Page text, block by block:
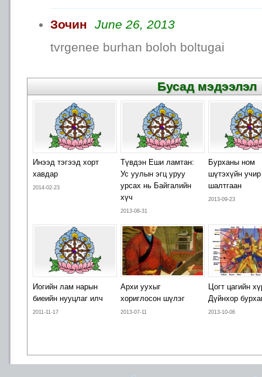
Зочин
June 26, 2013
tvrgenee burhan boloh boltugai
Бусад мэдээлэл
Инээд тэгээд хорт
хавдар
2014-02-23
Түвдэн Еши ламтан:
Ус уулын эгц уруу
урсах нь Байгалийн
хүч
2013-08-31
Бурханы ном
шүтэхүйн учир
шалтгаан
2013-09-23
Иогийн лам нарын
биеийн нууцлаг илч
2011-11-17
Архи уухыг
хориглосон шүлэг
2013-07-11
Цогт цагийн
Дүйнхор
2013-10-06